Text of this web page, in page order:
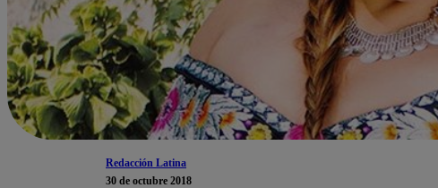
Redacción Latina
30 de octubre 2018